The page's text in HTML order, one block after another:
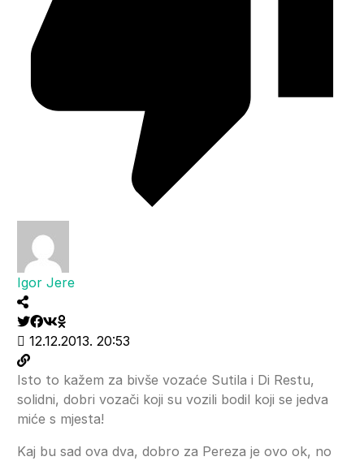
Igor Jere
12.12.2013. 20:53
Isto to kažem za bivše vozaće Sutila i Di Restu,
solidni, dobri vozači koji su vozili bodil koji se jedva
miće s mjesta!
Kaj bu sad ova dva, dobro za Pereza je ovo ok, no